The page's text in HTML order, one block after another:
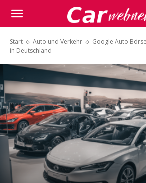
Carwebnews.com
Start Auto und Verkehr
Google Auto
in Deutschland